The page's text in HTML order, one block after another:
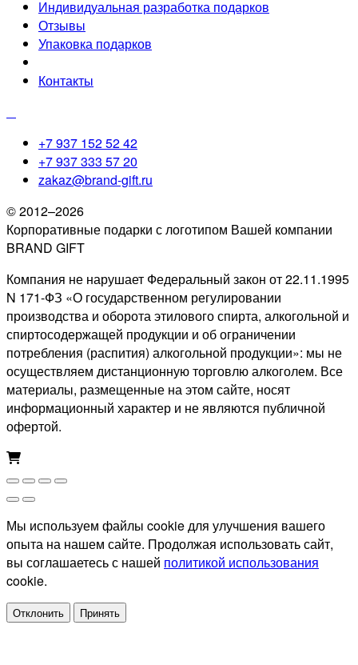
Индивидуальная разработка подарков
Отзывы
Упаковка подарков
Контакты
+7 937 152 52 42
+7 937 333 57 20
zakaz@brand-gift.ru
© 2012–2026
Корпоративные подарки с логотипом Вашей компании
BRAND GIFT
Компания не нарушает Федеральный закон от 22.11.1995
N 171-ФЗ «О государственном регулировании
производства и оборота этилового спирта, алкогольной и
спиртосодержащей продукции и об ограничении
потребления (распития) алкогольной продукции»: мы не
осуществляем дистанционную торговлю алкоголем. Все
материалы, размещенные на этом сайте, носят
информационный характер и не являются публичной
офертой.
Мы используем файлы cookie для улучшения вашего
опыта на нашем сайте. Продолжая использовать сайт,
вы соглашаетесь с нашей политикой использования
cookie.
Отклонить Принять